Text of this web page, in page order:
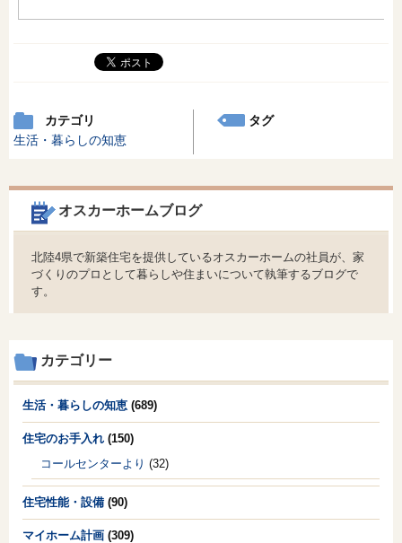
カテゴリ
生活・暮らしの知恵
タグ
オスカーホームブログ
北陸4県で新築住宅を提供しているオスカーホームの社員が、家
づくりのプロとして暮らしや住まいについて執筆するブログで
す。
カテゴリー
生活・暮らしの知恵 (689)
住宅のお手入れ (150)
コールセンターより (32)
住宅性能・設備 (90)
マイホーム計画 (309)